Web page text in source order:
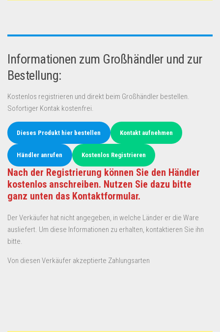
Informationen zum Großhändler und zur
Bestellung:
Kostenlos registrieren und direkt beim Großhändler bestellen.
Sofortiger Kontak kostenfrei.
Dieses Produkt hier bestellen Kontakt aufnehmen
Händler anrufen Kostenlos Registrieren
Nach der Registrierung können Sie den Händler
kostenlos anschreiben. Nutzen Sie dazu bitte
ganz unten das Kontaktformular.
Der Verkäufer hat nicht angegeben, in welche Länder er die Ware
ausliefert. Um diese Informationen zu erhalten, kontaktieren Sie ihn
bitte.
Von diesen Verkäufer akzeptierte Zahlungsarten